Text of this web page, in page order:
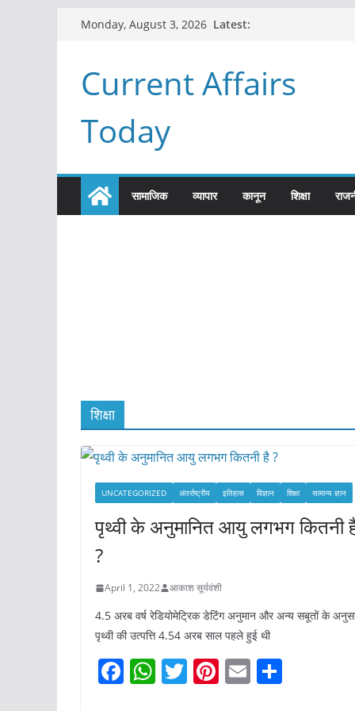
Monday, August 3, 2026 Latest:
Current Affairs
Today
सामाजिक व्यापार कानून शिक्षा
शिक्षा
UNCATEGORIZED अंतर्राष्ट्रीय इतिहास विज्ञान शिक्षा सामान्य ज्ञान
पृथ्वी के अनुमानित आयु लगभग कितनी
?
April 1, 2022 आकाश सूर्यवंशी
4.5 अरब वर्ष रेडियोमेट्रिक डेटिंग अनुमान और अन्य सबूतों के
पृथ्वी की उत्पत्ति 4.54 अरब साल पहले हुई थी
F W T Pi E